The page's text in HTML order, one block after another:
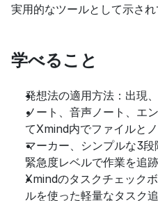
実用的なツールとして示され
学べること
発想法の適用方法：出現
ノート、音声ノート、エ
てXmind内でファイルと
マーカー、シンプルな3
緊急度レベルで作業を追
Xmindのタスクチェック
ルを使った軽量なタスク追